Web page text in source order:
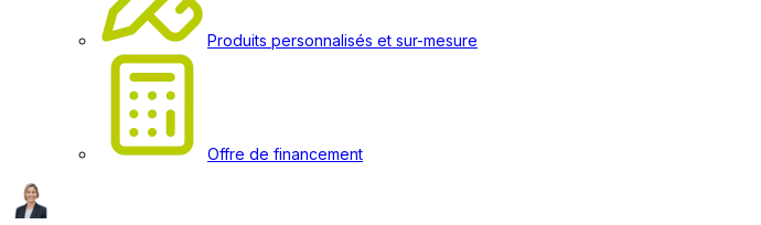
Produits personnalisés et sur-mesure
Offre de financement